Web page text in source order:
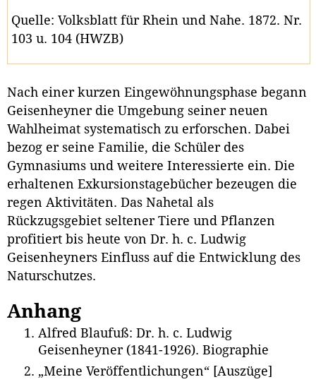
Quelle: Volksblatt für Rhein und Nahe. 1872. Nr.
103 u. 104 (HWZB)
Nach einer kurzen Eingewöhnungsphase begann
Geisenheyner die Umgebung seiner neuen
Wahlheimat systematisch zu erforschen. Dabei
bezog er seine Familie, die Schüler des
Gymnasiums und weitere Interessierte ein. Die
erhaltenen Exkursionstagebücher bezeugen die
regen Aktivitäten. Das Nahetal als
Rückzugsgebiet seltener Tiere und Pflanzen
profitiert bis heute von Dr. h. c. Ludwig
Geisenheyners Einfluss auf die Entwicklung des
Naturschutzes.
Anhang
Alfred Blaufuß: Dr. h. c. Ludwig
Geisenheyner (1841-1926). Biographie
„Meine Veröffentlichungen“ [Auszüge]